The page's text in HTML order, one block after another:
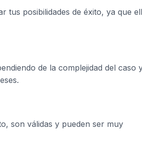
tus posibilidades de éxito, ya que
de la complejidad del caso
son válidas y pueden ser muy